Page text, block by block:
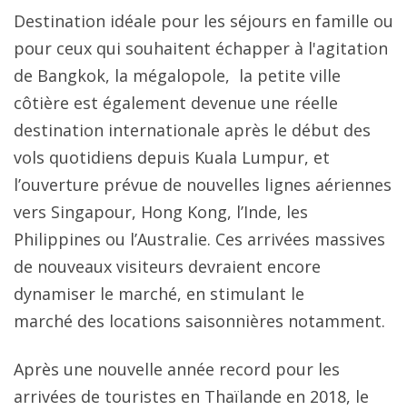
Destination idéale pour les séjours en famille ou
pour ceux qui souhaitent échapper à l'agitation
de Bangkok, la mégalopole, la petite ville
côtière est également devenue une réelle
destination internationale après le début des
vols quotidiens depuis Kuala Lumpur, et
l’ouverture prévue de nouvelles lignes aériennes
vers Singapour, Hong Kong, l’Inde, les
Philippines ou l’Australie. Ces arrivées massives
de nouveaux visiteurs devraient encore
dynamiser le marché, en stimulant le
marché des locations saisonnières notamment.
Après une nouvelle année record pour les
arrivées de touristes en Thaïlande en 2018, le